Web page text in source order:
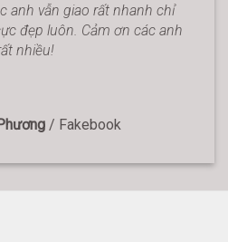
anh vẫn giao rất nhanh chỉ
đẹp luôn. Cảm ơn các anh
nhiều!
/ Fakebook